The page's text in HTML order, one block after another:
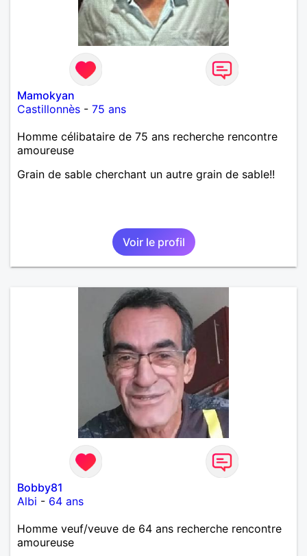
Mamokyan
Castillonnès - 75 ans
Homme célibataire de 75 ans recherche rencontre
amoureuse
Grain de sable cherchant un autre grain de sable!!
Voir le profil
Bobby81
Albi - 64 ans
Homme veuf/veuve de 64 ans recherche rencontre
amoureuse